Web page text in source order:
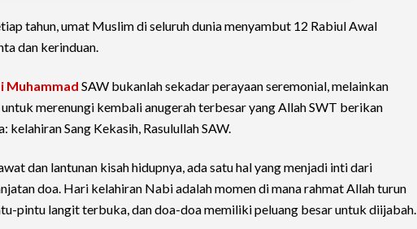
tahun, umat Muslim di seluruh dunia menyambut 12 Rabiul Awal
dan kerinduan.
Muhammad SAW bukanlah sekadar perayaan seremonial, melainkan
merenungi kembali anugerah terbesar yang Allah SWT berikan
kelahiran Sang Kekasih, Rasulullah SAW.
dan lantunan kisah hidupnya, ada satu hal yang menjadi inti dari
doa. Hari kelahiran Nabi adalah momen di mana rahmat Allah turun
pintu langit terbuka, dan doa-doa memiliki peluang besar untuk diijabah.